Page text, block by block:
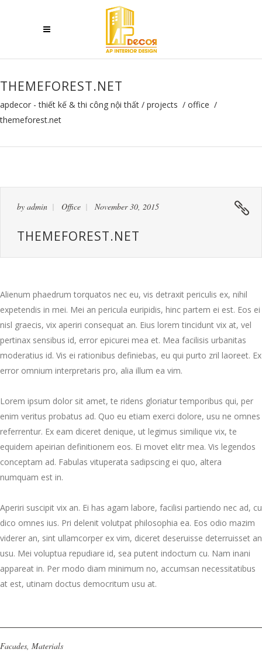
THEMEFOREST.NET
apdecor - thiết kế & thi công nội thất / projects / office /
themeforest.net
by admin Office November 30, 2015
THEMEFOREST.NET
Alienum phaedrum torquatos nec eu, vis detraxit periculis ex, nihil
expetendis in mei. Mei an pericula euripidis, hinc partem ei est. Eos ei
nisl graecis, vix aperiri consequat an. Eius lorem tincidunt vix at, vel
pertinax sensibus id, error epicurei mea et. Mea facilisis urbanitas
moderatius id. Vis ei rationibus definiebas, eu qui purto zril laoreet. Ex
error omnium interpretaris pro, alia illum ea vim.
Lorem ipsum dolor sit amet, te ridens gloriatur temporibus qui, per
enim veritus probatus ad. Quo eu etiam exerci dolore, usu ne omnes
referrentur. Ex eam diceret denique, ut legimus similique vix, te
equidem apeirian definitionem eos. Ei movet elitr mea. Vis legendos
conceptam ad. Fabulas vituperata sadipscing ei quo, altera
numquam est in.
Aperiri suscipit vix an. Ei has agam labore, facilisi partiendo nec ad, cu
dico omnes ius. Pri delenit volutpat philosophia ea. Eos odio mazim
viderer an, sint ullamcorper ex vim, diceret deseruisse deterruisset an
usu. Mei voluptua repudiare id, sea putent indoctum cu. Nam inani
appareat in. Per modo diam minimum no, accumsan necessitatibus
at est, utinam doctus democritum usu at.
Facades, Materials